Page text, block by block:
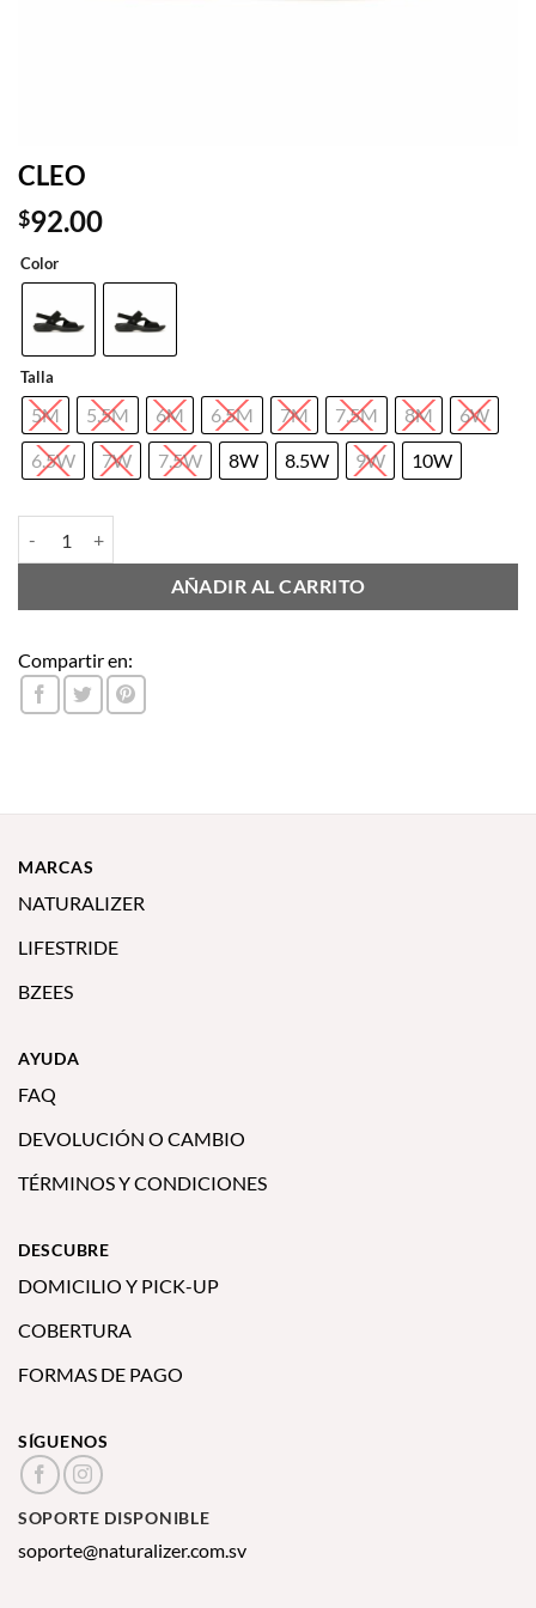
CLEO
$92.00
Color
Talla
5M 5.5M 6M 6.5M 7M 7.5M 8M
6W
6.5W
7W 7.5W 8W 8.5W 9W 10W
AÑADIR AL CARRITO
Compartir en:
MARCAS
NATURALIZER
LIFESTRIDE
BZEES
AYUDA
FAQ
DEVOLUCIÓN O CAMBIO
TÉRMINOS Y CONDICIONES
DESCUBRE
DOMICILIO Y PICK-UP
COBERTURA
FORMAS DE PAGO
SÍGUENOS
SOPORTE DISPONIBLE
soporte@naturalizer.com.sv